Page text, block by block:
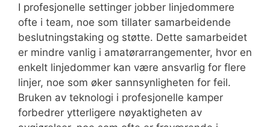
I profesjonelle settinger jobber linjedommere
ofte i team, noe som tillater samarbeidende
beslutningstaking og støtte. Dette samarbeidet
er mindre vanlig i amatørarrangementer, hvor en
enkelt linjedommer kan være ansvarlig for flere
linjer, noe som øker sannsynligheten for feil.
Bruken av teknologi i profesjonelle kamper
forbedrer ytterligere nøyaktigheten av